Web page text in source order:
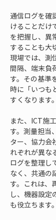
通信ログを確
けることだけ
を把握し、異
することも大
現場では、測
間隔、端末負
す。その基準
時に「いつも
すくなります。
また、ICT施
す。測量担当
ター、協力会
れぞれが異な
ログを整理し
なく、共通の
す。これは、
し、機器設定
も役立ちます。